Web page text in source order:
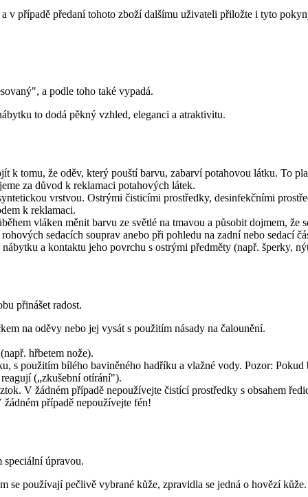
v případě předaní tohoto zboží dalšímu uživateli přiložte i tyto
a podle toho také vypadá.
to dodá pěkný vzhled, eleganci a atraktivitu.
k tomu, že oděv, který pouští barvu, zabarví potahovou látku. To
za důvod k reklamaci potahových látek.
vrstvou. Ostrými čisticími prostředky, desinfekčními
k reklamaci.
vláken měnit barvu ze světlé na tmavou a působit dojmem,
sedacích souprav anebo při pohledu na zadní nebo sedací
a kontaktu jeho povrchu s ostrými předměty (např. šperky,
přinášet radost.
na oděvy nebo jej vysát s použitím násady na čalounění.
hřbetem nože).
s použitím bílého baviněného hadříku a vlažné vody. Pozor:
(„zkušební otírání").
V žádném případě nepoužívejte čistící prostředky s obsahem
případě nepoužívejte fén!
speciální úpravou.
se používají pečlivě vybrané kůže, zpravidla se jedná o hovězí kůže.